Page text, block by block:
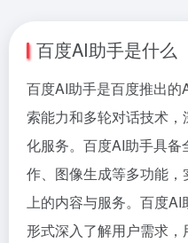
百度AI助手是什么
百度AI助手是百度推出
索能力和多轮对话技术
化服务。百度AI助手具
作、图像生成等多功能
上的内容与服务。百度
形式深入了解用户需求